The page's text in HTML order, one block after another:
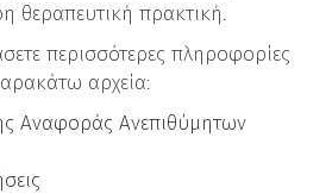
θεραπευτική πρακτική.
περισσότερες πληροφορίες
αρχεία:
Αναφοράς Ανεπιθύμητων